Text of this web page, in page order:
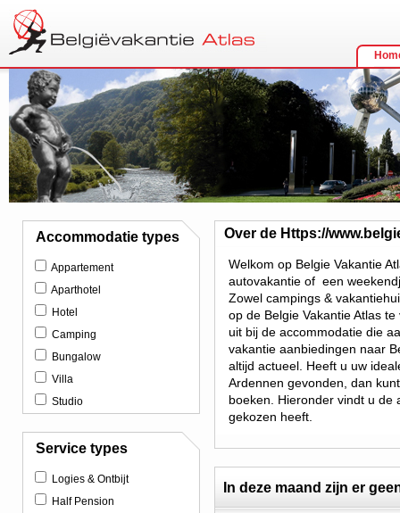
Accommodatie types
Appartement
Aparthotel
Hotel
Camping
Bungalow
Villa
Studio
Service types
Logies & Ontbijt
Half Pension
Over de Https://
Welkom op Belgie Vakantie
autovakantie of een
Zowel campings &
op de Belgie Vakantie Atlas
uit bij de accommodatie die
vakantie aanbiedingen naar
altijd actueel. Heeft u uw
Ardennen gevonden, dan
boeken. Hieronder vindt u de
gekozen heeft.
In deze maand zijn er